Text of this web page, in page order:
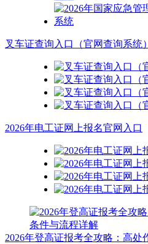
叉车证查询入口（官网查询系统）
2026年电工证网上报名官网入口
2026年登高证报考全攻略：高